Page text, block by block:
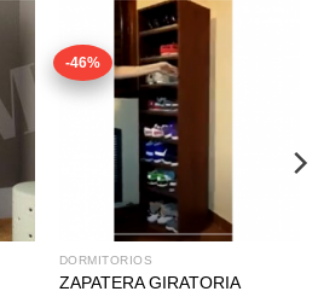
-46%
DORMITORIOS
ZAPATERA GIRATORIA